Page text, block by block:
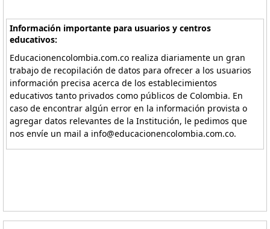
Información importante para usuarios y centros
educativos:
Educacionencolombia.com.co realiza diariamente un gran
trabajo de recopilación de datos para ofrecer a los usuarios
información precisa acerca de los establecimientos
educativos tanto privados como públicos de Colombia. En
caso de encontrar algún error en la información provista o
agregar datos relevantes de la Institución, le pedimos que
nos envíe un mail a info@educacionencolombia.com.co.